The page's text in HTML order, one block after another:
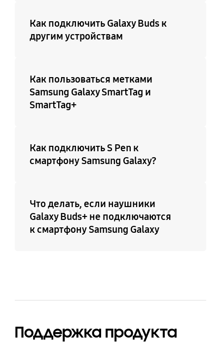
Как подключить Galaxy Buds к
другим устройствам
Как пользоваться метками
Samsung Galaxy SmartTag и
SmartTag+
Как подключить S Pen к
смартфону Samsung Galaxy?
Что делать, если наушники
Galaxy Buds+ не подключаются
к смартфону Samsung Galaxy
Поддержка продукта